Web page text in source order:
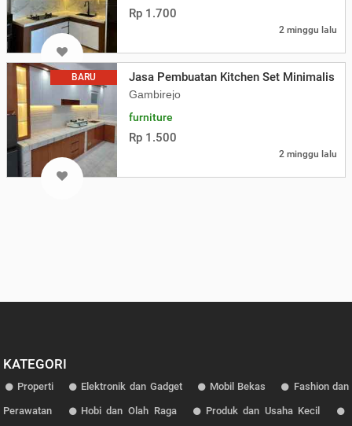
Rp 1.700
2 minggu lalu
BARU Jasa Pembuatan Kitchen Set Minimalis
Gambirejo
furniture
Rp 1.500
2 minggu lalu
KATEGORI
Properti Elektronik dan Gadget Mobil Bekas Fashion dan
Perawatan Hobi dan Olah Raga Produk dan Usaha Kecil